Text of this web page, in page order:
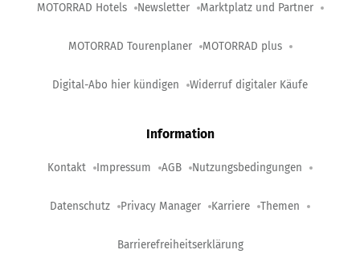
MOTORRAD Hotels Newsletter Marktplatz und Partner
MOTORRAD Tourenplaner MOTORRAD plus
Digital-Abo hier kündigen Widerruf digitaler Käufe
Information
Kontakt Impressum AGB Nutzungsbedingungen
Datenschutz Privacy Manager Karriere Themen
Barrierefreiheitserklärung